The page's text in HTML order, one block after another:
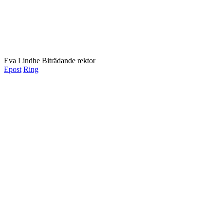
Eva Lindhe Biträdande rektor
Epost Ring